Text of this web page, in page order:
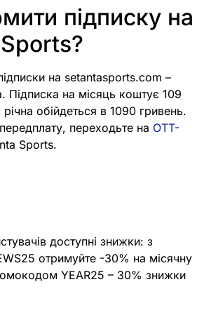
підписку на
на setantasports.com –
Підписка на місяць коштує 109
річна обійдеться в 1090 гривень.
переходьте на OTT-
Sports.
доступні знижки: з
отримуйте -30% на місячну
YEAR25 – 30% знижки